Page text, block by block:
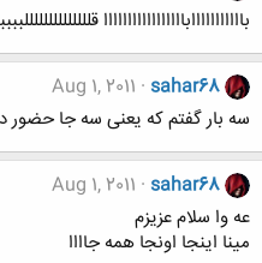
بااااااااااابااااااااااااااااا
sahar68
Aug 1, 2011
سه بار گفتم که یعنی سه جا حضور
sahar68
Aug 1, 2011
عه وا سلام عزیزم
مینا اینجا اونجا همه جاااا